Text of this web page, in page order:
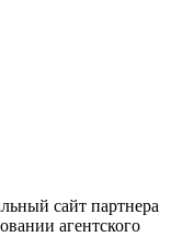
сайт партнера
агентского